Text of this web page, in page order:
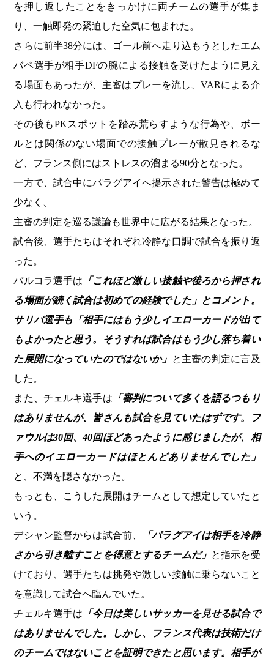
を押し返したことをきっかけに両チームの選手が集ま
り、一触即発の緊迫した空気に包まれた。
さらに前半38分には、ゴール前へ走り込もうとしたエム
バペ選手が相手DFの腕による接触を受けたように見え
る場面もあったが、主審はプレーを流し、VARによる介
入も行われなかった。
その後もPKスポットを踏み荒らすような行為や、ボー
ルとは関係のない場面での接触プレーが散見されるな
ど、フランス側にはストレスの溜まる90分となった。
一方で、試合中にパラグアイへ提示された警告は極めて
少なく、
主審の判定を巡る議論も世界中に広がる結果となった。
試合後、選手たちはそれぞれ冷静な口調で試合を振り返
った。
バルコラ選手は 「これほど激しい接触や後ろから押され
る場面が続く試合は初めての経験でした」とコメント。
サリバ選手も「相手にはもう少しイエローカードが出て
もよかったと思う。そうすれば試合はもう少し落ち着い
た展開になっていたのではないか」 と主審の判定に言及
した。
また、チェルキ選手は 「審判について多くを語るつもり
はありませんが、皆さんも試合を見ていたはずです。フ
ァウルは30回、40回ほどあったように感じましたが、相
手へのイエローカードはほとんどありませんでした」
と、不満を隠さなかった。
もっとも、こうした展開はチームとして想定していたと
いう。
デシャン監督からは試合前、
「パラグアイは相手を冷静
さから引き離すことを得意とするチームだ」 と指示を受
けており、選手たちは挑発や激しい接触に乗らないこと
を意識して試合へ臨んでいた。
チェルキ選手は 「今日は美しいサッカーを見せる試合で
はありませんでした。しかし、フランス代表は技術だけ
のチームではないことを証明できたと思います。相手が